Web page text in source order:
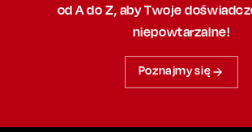
od A do Z, abyTwoje
niepowtarzalne!
Poznajmy się